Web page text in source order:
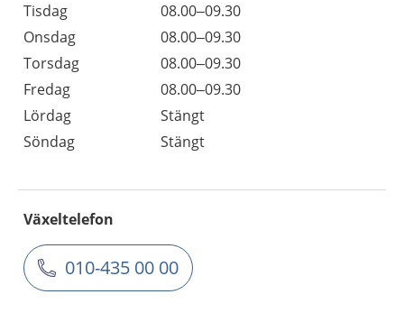
Tisdag
08.00–09.30
Onsdag
08.00–09.30
Torsdag
08.00–09.30
Fredag
08.00–09.30
Lördag
Stängt
Söndag
Stängt
Växeltelefon
010-435 00 00